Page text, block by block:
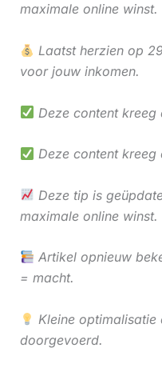
maximale online winst.
Laatst herzien op
voor jouw inkomen.
Deze content
Deze content
Deze tip is
maximale online winst.
Artikel opnieuw
= macht.
Kleine
doorgevoerd.